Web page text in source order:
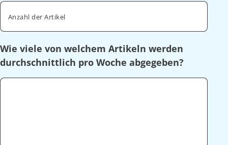
Anzahl der Artikel
Wie viele von welchem Artikeln werden
durchschnittlich pro Woche abgegeben?